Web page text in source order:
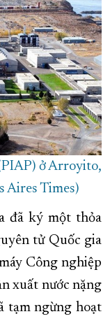
ở Arroyito,
Aires Times)
đã ký một thỏa
tử Quốc gia
Công nghiệp
xuất nước nặng
tạm ngừng hoạt